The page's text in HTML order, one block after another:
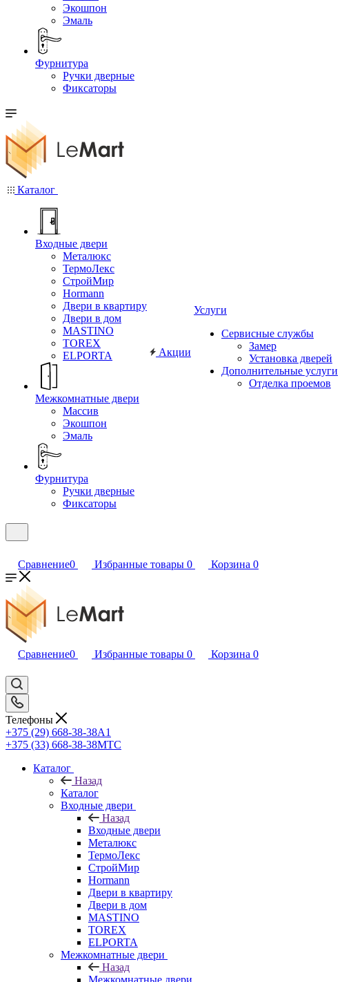
Экошпон
Эмаль
Фурнитура
Ручки дверные
Фиксаторы
Каталог
Входные двери
Металюкс
ТермоЛекс
СтройМир
Hormann
Двери в квартиру
Двери в дом
MASTINO
TOREX
ELPORTA
Межкомнатные двери
Массив
Экошпон
Эмаль
Фурнитура
Ручки дверные
Фиксаторы
Акции
Услуги
Сервисные службы
Замер
Установка дверей
Дополнительные услуги
Отделка проемов
Сравнение0 Избранные товары 0 Корзина 0
Сравнение0 Избранные товары 0 Корзина 0
Телефоны
+375 (29) 668-38-38A1
+375 (33) 668-38-38МТС
Каталог
Назад
Каталог
Входные двери
Назад
Входные двери
Металюкс
ТермоЛекс
СтройМир
Hormann
Двери в квартиру
Двери в дом
MASTINO
TOREX
ELPORTA
Межкомнатные двери
Назад
Межкомнатные двери